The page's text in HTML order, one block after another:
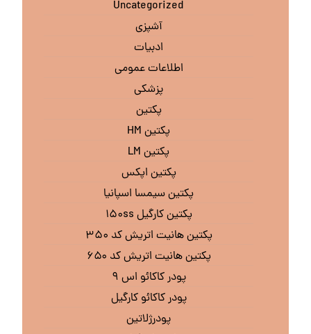
Uncategorized
آشپزی
ادبیات
اطلاعات عمومی
پزشکی
پکتین
پکتین HM
پکتین LM
پکتین اپکس
پکتین سیمسا اسپانیا
پکتین کارگیل ۱۵۰ss
پکتین هانیت اتریش کد ۳۵۰
پکتین هانیت اتریش کد ۶۵۰
پودر کاکائو اس ۹
پودر کاکائو کارگیل
پودرژلاتین